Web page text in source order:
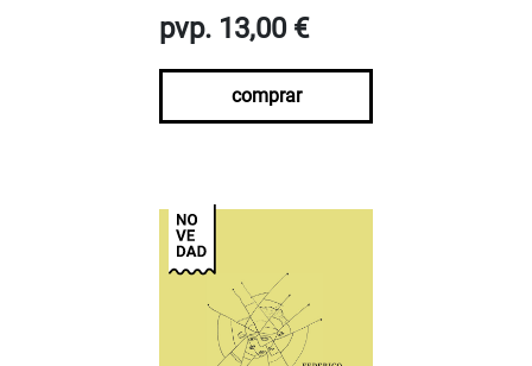
pvp. 13,00 €
comprar